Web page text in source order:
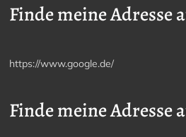
Finde meine Adresse
https://www.google.de/
Finde meine Adresse